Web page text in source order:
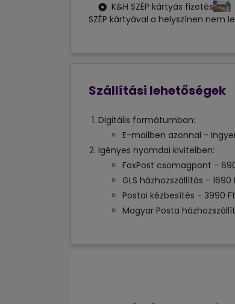
K&H SZÉP kártyás fizetés
SZÉP kártyával a helyszínen nem
Szállítási lehetőségek
Digitális formátumban:
E-mailben azonnal -
Igényes nyomdai kivitelben:
FoxPost csomagpont -
GLS házhozszállítás -
Postai kézbesítés - 3990
Magyar Posta